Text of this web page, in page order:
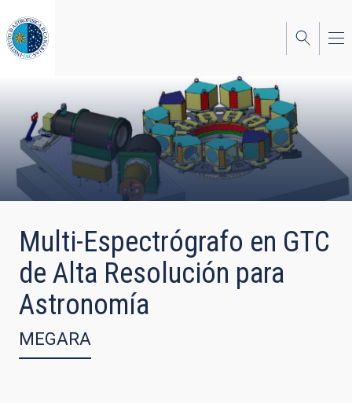
to
main
content
Multi-Espectrógrafo en GTC
de Alta Resolución para
Astronomía
MEGARA